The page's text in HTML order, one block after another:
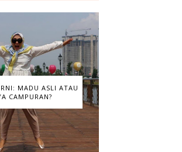
MADU ASLI ATAU
CAMPURAN?